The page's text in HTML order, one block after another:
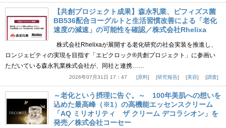
【共創プロジェクト成果】森永乳業、ビフィズス菌
BB536配合ヨーグルトと生活習慣改善による「老化
速度の減速」の可能性を確認／株式会社Rhelixa
株式会社Rhelixaが展開する老化研究の社会実装を推進し、
ロンジェビティの実現を目指す「エピクロック®共創プロジェクト」に参画い
ただいている森永乳業株式会社が、同社と連携……
2026年07月31日 17：47 原料 研究報告 美容 調査
～老化という摂理に告ぐ。～ 100年美肌への想いを
込めた最高峰（※1）の高機能エッセンスクリーム
「AQ ミリオリティ ザ クリーム デコラシオン」を
発売／株式会社コーセー